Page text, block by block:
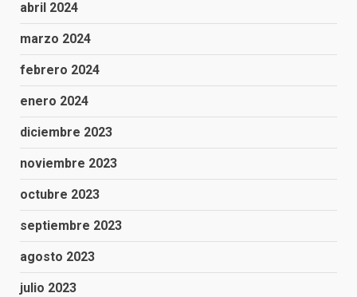
abril 2024
marzo 2024
febrero 2024
enero 2024
diciembre 2023
noviembre 2023
octubre 2023
septiembre 2023
agosto 2023
julio 2023